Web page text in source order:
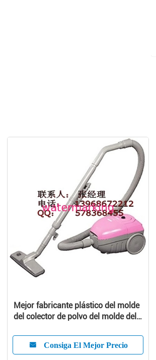
Mejor fabricante plástico del molde
del colector de polvo del molde del
Consiga El Mejor Precio